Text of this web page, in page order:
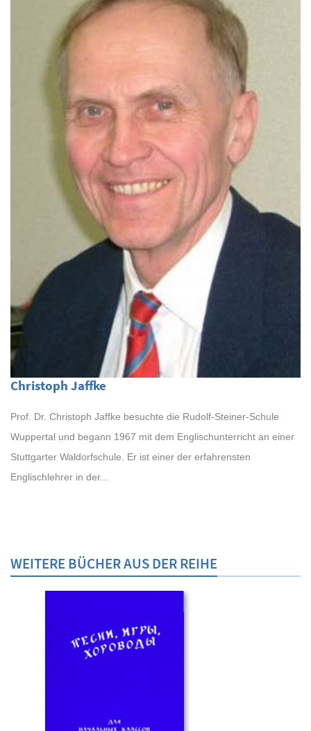
Christoph Jaffke
Prof. Dr. Christoph Jaffke besuchte die Rudolf-Steiner-Schule
Wuppertal und begann 1967 mit dem Englischunterricht an einer
Stuttgarter Waldorfschule. Er ist einer der erfahrensten
Englischlehrer in der...
WEITERE BÜCHER AUS DER REIHE